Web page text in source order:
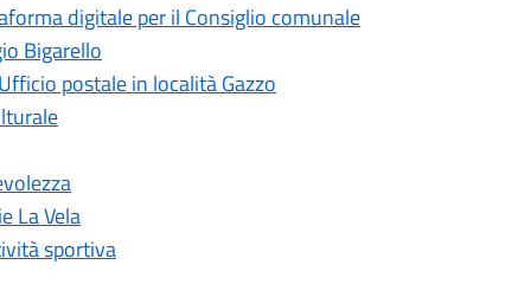
digitale per il Consiglio comunale
Bigarello
postale in località Gazzo
La Vela
sportiva